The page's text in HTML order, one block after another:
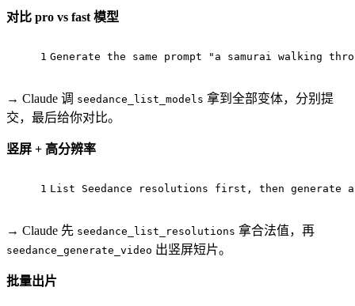
对比 pro vs fast 模型
1 Generate the same prompt "a samurai walking
→ Claude 调 seedance_list_models 拿到全部变体，分别提
交，最后给你对比。
竖屏 + 高分辨率
1 List Seedance resolutions first, then generate
→ Claude 先 seedance_list_resolutions 拿合法值，再
seedance_generate_video 出竖屏短片。
批量出片